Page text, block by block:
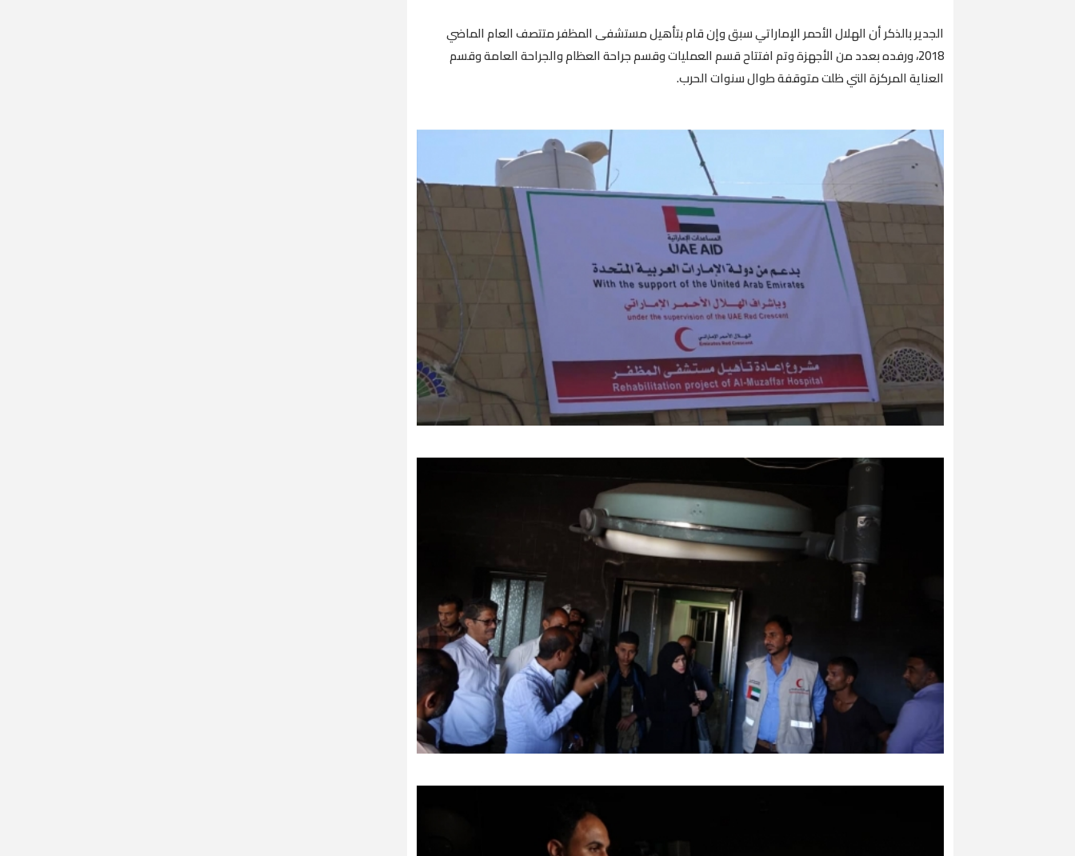
الجدير بالذكر أن الهلال الأحمر الإماراتي سبق وإن قام بتأهيل مستشفى المظفر متتصف العام الماضي
2018، ورفده بعدد من الأجهزة وتم افتتاح قسم العمليات وقسم جراحة العظام والجراحة العامة وقسم
العناية المركزة التي ظلت متوقفة طوال سنوات الحرب.